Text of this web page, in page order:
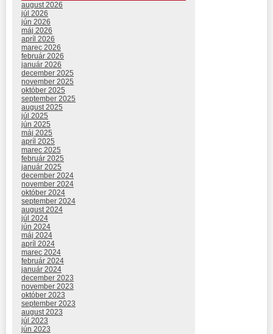
august 2026
júl 2026
jún 2026
máj 2026
apríl 2026
marec 2026
február 2026
január 2026
december 2025
november 2025
október 2025
september 2025
august 2025
júl 2025
jún 2025
máj 2025
apríl 2025
marec 2025
február 2025
január 2025
december 2024
november 2024
október 2024
september 2024
august 2024
júl 2024
jún 2024
máj 2024
apríl 2024
marec 2024
február 2024
január 2024
december 2023
november 2023
október 2023
september 2023
august 2023
júl 2023
jún 2023